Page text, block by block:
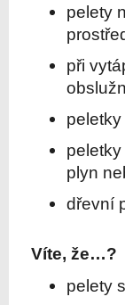
pelety
při
plyn
dřevní
Víte, že…?
pelety